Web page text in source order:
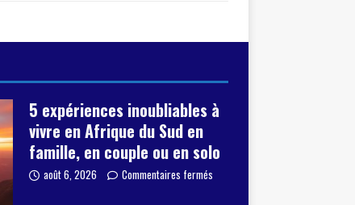
5 expériences inoubliables à
vivre en Afrique du Sud en
famille, en couple ou en solo
août 6, 2026 Commentaires fermés